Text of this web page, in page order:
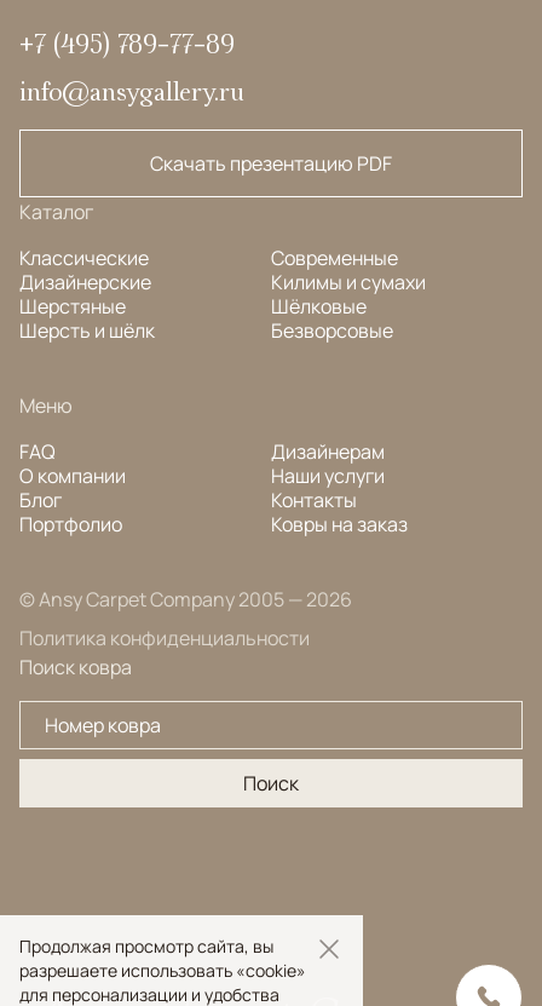
+7 (495) 789-77-89
info@ansygallery.ru
Скачать презентацию PDF
Каталог
Классические
Дизайнерские
Шерстяные
Шерсть и шёлк
Современные
Килимы и сумахи
Шёлковые
Безворсовые
Меню
FAQ
О компании
Блог
Портфолио
Дизайнерам
Наши услуги
Контакты
Ковры на заказ
© Ansy Carpet Company 2005 — 2026
Политика конфиденциальности
Поиск ковра
Поиск
Продолжая просмотр сайта, вы
разрешаете использовать «cookie»
для персонализации и удобства